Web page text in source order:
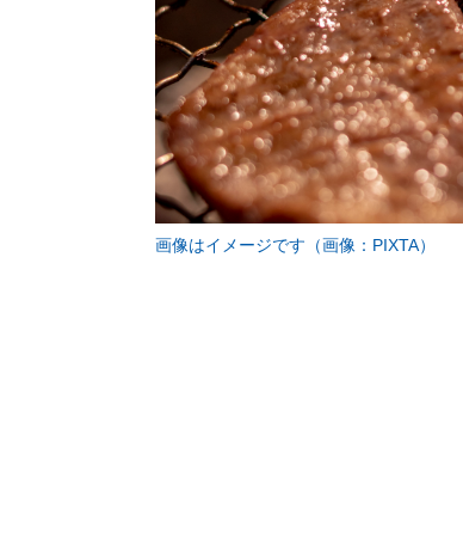
画像はイメージです（画像：PIXTA）